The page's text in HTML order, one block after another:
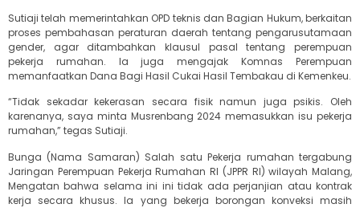
Sutiaji telah memerintahkan OPD teknis dan Bagian Hukum, berkaitan
proses pembahasan peraturan daerah tentang pengarusutamaan
gender, agar ditambahkan klausul pasal tentang perempuan
pekerja rumahan. Ia juga mengajak Komnas Perempuan
memanfaatkan Dana Bagi Hasil Cukai Hasil Tembakau di Kemenkeu.
“Tidak sekadar kekerasan secara fisik namun juga psikis. Oleh
karenanya, saya minta Musrenbang 2024 memasukkan isu pekerja
rumahan,” tegas Sutiaji.
Bunga (Nama Samaran) Salah satu Pekerja rumahan tergabung
Jaringan Perempuan Pekerja Rumahan RI (JPPR RI) wilayah Malang,
Mengatan bahwa selama ini ini tidak ada perjanjian atau kontrak
kerja secara khusus. Ia yang bekerja borongan konveksi masih